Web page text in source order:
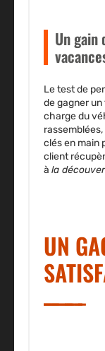
Un
Le test de
degagner
charge du
clés en main
client
à la
UN